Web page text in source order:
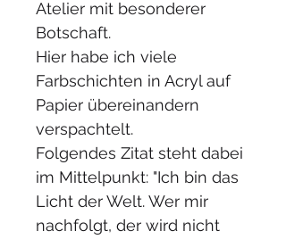
Atelier mit besonderer
Botschaft.
Hier habe ich viele
Farbschichten in Acryl auf
Papier übereinandern
verspachtelt.
Folgendes Zitat steht dabei
im Mittelpunkt: "Ich bin das
Licht der Welt. Wer mir
nachfolgt, der wird nicht